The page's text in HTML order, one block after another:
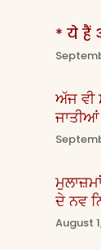
* ये हैं
ਅੱਜ ਵੀ
ਦੇ ਨਵ
August